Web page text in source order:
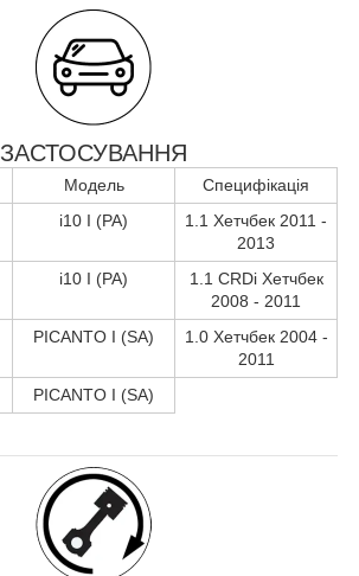
ЗАСТОСУВАННЯ
Модель
Специфікація
i10 I (PA)
1.1 Хетчбек 2011 -
2013
i10 I (PA)
1.1 CRDi Хетчбек
2008 - 2011
PICANTO I (SA)
1.0 Хетчбек 2004 -
2011
PICANTO I (SA)